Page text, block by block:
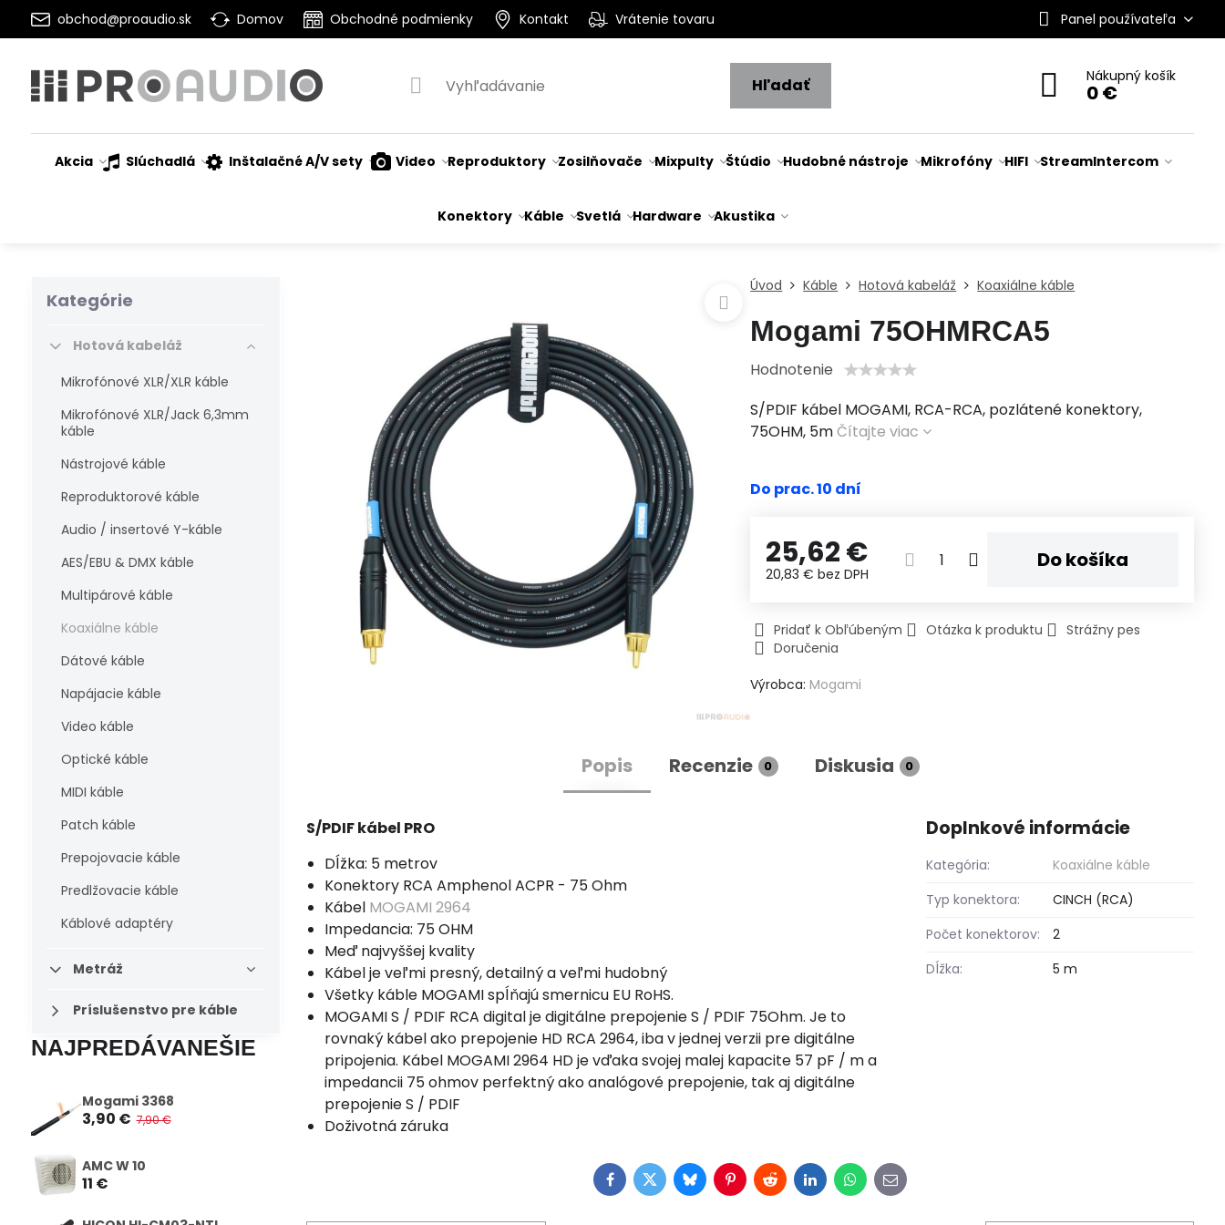
obchod@proaudio.sk Domov Obchodné podmienky Kontakt Vrátenie tovaru Panel používateľa
Hľadať Nákupný košík
0 €
Akcia Slúchadlá Inštalačné A/V sety Video Reproduktory Zosilňovače Mixpulty Štúdio Hudobné nástroje Mikrofóny HIFI StreamIntercom
Konektory Káble Svetlá Hardware Akustika
Úvod Káble Hotová kabeláž Koaxiálne káble
Mogami 75OHMRCA5
Hodnotenie
S/PDIF kábel MOGAMI, RCA-RCA, pozlátené konektory,
75OHM, 5mČítajte viac
Do prac. 10 dní
25,62 €
20,83 €bez DPH
Do košíka
Pridať k Obľúbeným Otázka k produktu
Strážny pes
Doručenia
Výrobca: Mogami
Popis Recenzie 0 Diskusia 0
S/PDIF kábel PRO
Dĺžka: 5 metrov
Konektory RCA Amphenol ACPR - 75 Ohm
Kábel MOGAMI 2964
Impedancia: 75 OHM
Meď najvyššej kvality
Kábel je veľmi presný, detailný a veľmi hudobný
Všetky káble MOGAMI spĺňajú smernicu EU RoHS.
MOGAMI S / PDIF RCA digital je digitálne prepojenie S / PDIF 75Ohm. Je to
rovnaký kábel ako prepojenie HD RCA 2964, iba v jednej verzii pre digitálne
pripojenia. Kábel MOGAMI 2964 HD je vďaka svojej malej kapacite 57 pF / m a
impedancii 75 ohmov perfektný ako analógové prepojenie, tak aj digitálne
prepojenie S / PDIF
Doživotná záruka
Doplnkové informácie
Kategória:
Koaxiálne káble
Typ konektora:
CINCH (RCA)
Počet konektorov:
2
Dĺžka:
5 m
Facebook
TwitterBlueskyPinterest
RedditLinkedInWhatsApp
E-
mail
Kategórie
Hotová kabeláž
Mikrofónové XLR/XLR káble
Mikrofónové XLR/Jack 6,3mm
káble
Nástrojové káble
Reproduktorové káble
Audio / insertové Y-káble
AES/EBU & DMX káble
Multipárové káble
Koaxiálne káble
Dátové káble
Napájacie káble
Video káble
Optické káble
MIDI káble
Patch káble
Prepojovacie káble
Predlžovacie káble
Káblové adaptéry
Metráž
Príslušenstvo pre káble
NAJPREDÁVANEŠIE
Mogami 3368
3,90 € 7,90 €
AMC W 10
11 €